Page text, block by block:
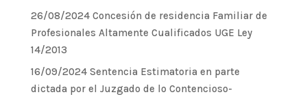
26/08/2024 Concesión de residencia Familiar de
Profesionales Altamente Cualificados UGE Ley
14/2013
16/09/2024 Sentencia Estimatoria en parte
dictada por el Juzgado de lo Contencioso-